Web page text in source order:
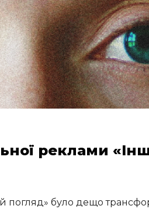
реклами
було дещо